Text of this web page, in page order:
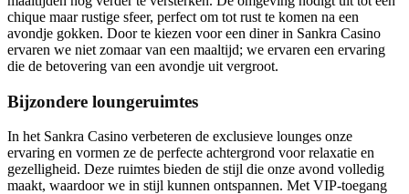
chique maar rustige sfeer, perfect om tot rust te komen na een
avondje gokken. Door te kiezen voor een diner in Sankra Casino
ervaren we niet zomaar van een maaltijd; we ervaren een ervaring
die de betovering van een avondje uit vergroot.
Bijzondere loungeruimtes
In het Sankra Casino verbeteren de exclusieve lounges onze
ervaring en vormen ze de perfecte achtergrond voor relaxatie en
gezelligheid. Deze ruimtes bieden de stijl die onze avond volledig
maakt, waardoor we in stijl kunnen ontspannen. Met VIP-toegang